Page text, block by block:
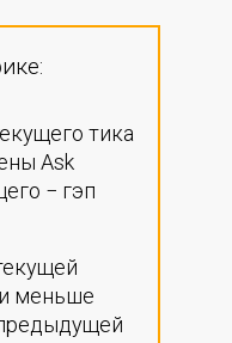
тика
Ask
− гэп
меньше